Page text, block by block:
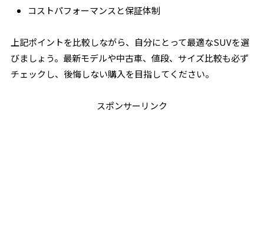
コストパフォーマンスと保証体制
上記ポイントを比較しながら、自分にとって最適なSUVを選
びましょう。最新モデルや中古車、値段、サイズ比較も必ず
チェックし、後悔しない購入を目指してください。
スポンサーリンク